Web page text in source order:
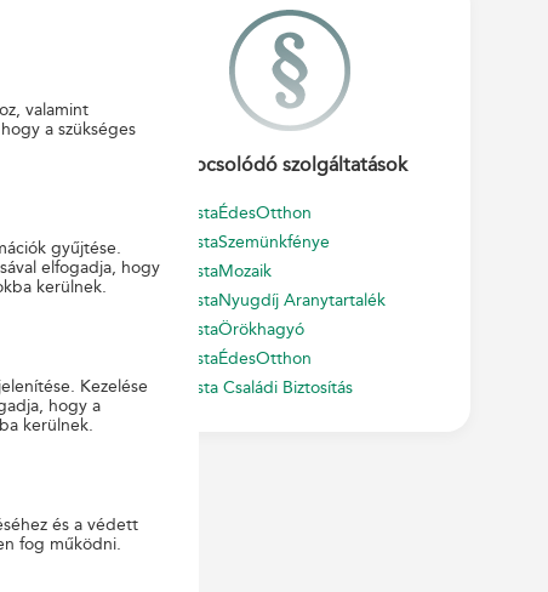
szerződést
a
a
Kapcsolódó szolgáltatások
PostaÉdesOtthon
PostaSzemünkfénye
PostaMozaik
PostaNyugdíj Aranytartalék
PostaÖrökhagyó
PostaÉdesOtthon
Posta Családi Biztosítás
valamint
a szükséges
gyűjtése.
elfogadja, hogy
kerülnek.
Kezelése
hogy a
kerülnek.
és a védett
fog működni.